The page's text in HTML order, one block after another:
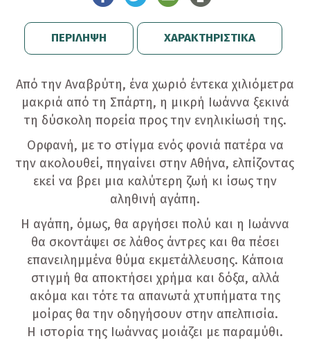
ΠΕΡΙΛΗΨΗ ΧΑΡΑΚΤΗΡΙΣΤΙΚΑ
Από την Αναβρύτη, ένα χωριό έντεκα χιλιόμετρα
μακριά από τη Σπάρτη, η μικρή Ιωάννα ξεκινά
τη δύσκολη πορεία προς την ενηλικίωσή της.
Ορφανή, με το στίγμα ενός φονιά πατέρα να
την ακολουθεί, πηγαίνει στην Αθήνα, ελπίζοντας
εκεί να βρει μια καλύτερη ζωή κι ίσως την
αληθινή αγάπη.
Η αγάπη, όμως, θα αργήσει πολύ και η Ιωάννα
θα σκοντάψει σε λάθος άντρες και θα πέσει
επανειλημμένα θύμα εκμετάλλευσης. Κάποια
στιγμή θα αποκτήσει χρήμα και δόξα, αλλά
ακόμα και τότε τα απανωτά χτυπήματα της
μοίρας θα την οδηγήσουν στην απελπισία.
H ιστορία της Ιωάννας μοιάζει με παραμύθι.